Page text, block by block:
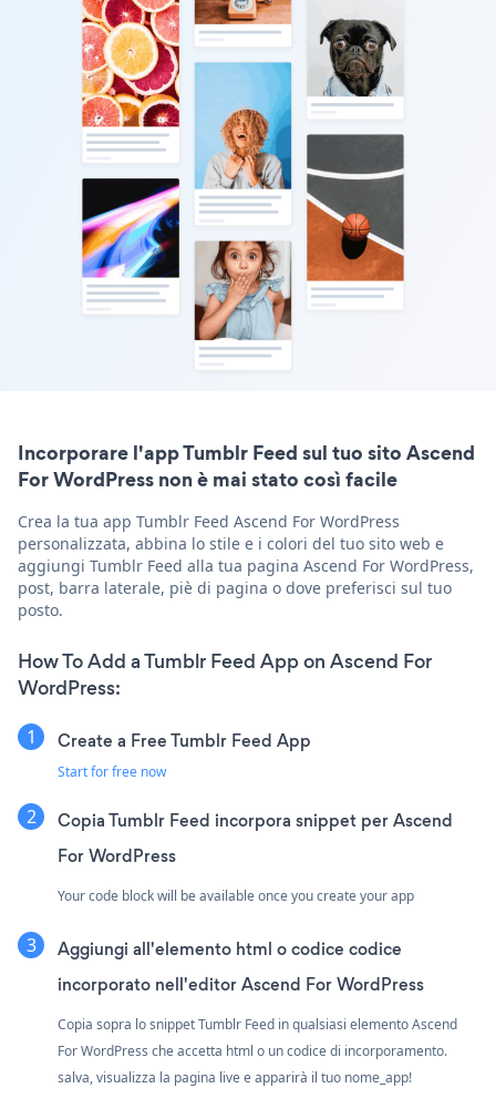
Incorporare l'app Tumblr Feed sul tuo sito Ascend
For WordPress non è mai stato così facile
Crea la tua app Tumblr Feed Ascend For WordPress
personalizzata, abbina lo stile e i colori del tuo sito web e
aggiungi Tumblr Feed alla tua pagina Ascend For WordPress,
post, barra laterale, piè di pagina o dove preferisci sul tuo
posto.
How To Add a Tumblr Feed App on Ascend For
WordPress:
Create a Free Tumblr Feed App
Start for free now
Copia Tumblr Feed incorpora snippet per Ascend
For WordPress
Your code block will be available once you create your app
Aggiungi all'elemento html o codice codice
incorporato nell'editor Ascend For WordPress
Copia sopra lo snippet Tumblr Feed in qualsiasi elemento Ascend
For WordPress che accetta html o un codice di incorporamento.
salva, visualizza la pagina live e apparirà il tuo nome_app!